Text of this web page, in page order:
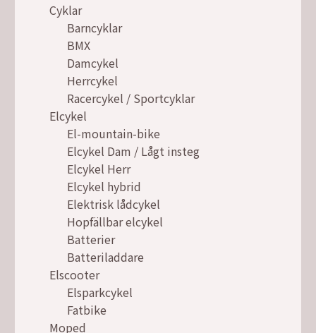
Cyklar
Barncyklar
BMX
Damcykel
Herrcykel
Racercykel / Sportcyklar
Elcykel
El-mountain-bike
Elcykel Dam / Lågt insteg
Elcykel Herr
Elcykel hybrid
Elektrisk lådcykel
Hopfällbar elcykel
Batterier
Batteriladdare
Elscooter
Elsparkcykel
Fatbike
Moped